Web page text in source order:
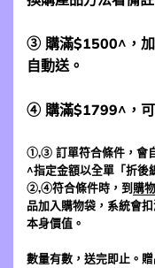
③ 購滿$1500^，加
自動送。
④ 購滿$1799^，
①,③ 訂單符合條件，會
^指定金額以全單「折後
②,④符合條件時，到 購
品加入購物袋，系統會
本身價值。
數量有數，送完即止。